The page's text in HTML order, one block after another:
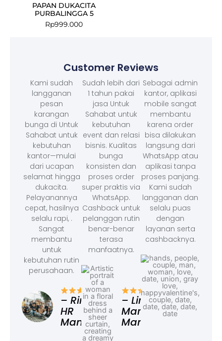
PAPAN DUKACITA
PURBALINGGA 5
Rp999.000
Customer Reviews
Kami sudah
langganan
pesan
karangan
bunga di Untuk
Sahabat untuk
kebutuhan
kantor—mulai
dari ucapan
selamat hingga
dukacita.
Pelayanannya
cepat, hasilnya
selalu rapi, .
Sangat
membantu
untuk
kebutuhan rutin
perusahaan.
– Rina,
HR
Manager
Sudah lebih dari
1 tahun pakai
jasa Untuk
Sahabat untuk
kebutuhan
event dan relasi
bisnis. Kualitas
bunga
konsisten dan
proses order
super praktis via
WhatsApp.
Cashback untuk
pelanggan rutin
benar-benar
terasa
manfaatnya.
– Linda,
Marketing
Manager
Sebagai admin
kantor, aplikasi
mobile sangat
membantu
karena order
bisa dilakukan
langsung dari
WhatsApp atau
aplikasi tanpa
proses panjang.
Kami sudah
langganan dan
selalu puas
dengan
layanan serta
cashbacknya.